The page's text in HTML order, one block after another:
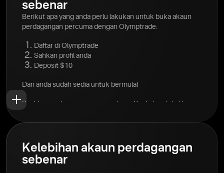
sebenar
Berikut apa yang anda perlu lakukan untuk buka akaun
perdagangan percuma dengan Olymptrade:
Daftar di Olymptrade
Sahkan profil anda
Deposit $10
Dan anda sudah sedia untuk bermula!
Pastikan anda mengunjungi saluran YouTube global kami
perdagangan tersedia di hujung jari anda.
Kelebihan akaun perdagangan
sebenar